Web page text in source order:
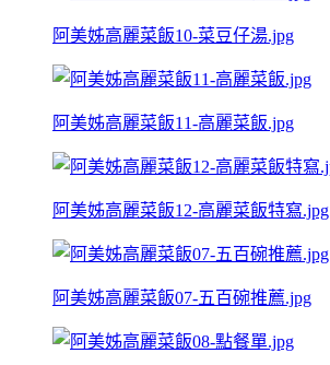
阿美姊高麗菜飯10-菜豆仔湯.jpg
阿美姊高麗菜飯11-高麗菜飯.jpg
阿美姊高麗菜飯12-高麗菜飯特寫.jpg
阿美姊高麗菜飯07-五百碗推薦.jpg